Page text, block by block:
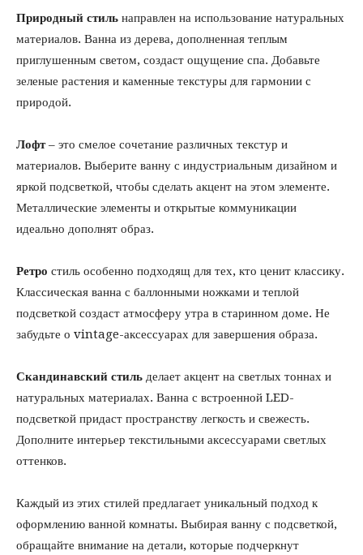
Природный стиль направлен на использование натуральных
материалов. Ванна из дерева, дополненная теплым
приглушенным светом, создаст ощущение спа. Добавьте
зеленые растения и каменные текстуры для гармонии с
природой.
Лофт– это смелое сочетание различных текстур и
материалов. Выберите ванну с индустриальным дизайном и
яркой подсветкой, чтобы сделать акцент на этом элементе.
Металлические элементы и открытые коммуникации
идеально дополнят образ.
Ретро стиль особенно подходящ для тех, кто ценит классику.
Классическая ванна с баллонными ножками и теплой
подсветкой создаст атмосферу утра в старинном доме. Не
забудьте о vintage-аксессуарах для завершения образа.
Скандинавский стиль делает акцент на светлых тоннах и
натуральных материалах. Ванна с встроенной LED-
подсветкой придаст пространству легкость и свежесть.
Дополните интерьер текстильными аксессуарами светлых
оттенков.
Каждый из этих стилей предлагает уникальный подход к
оформлению ванной комнаты. Выбирая ванну с подсветкой,
обращайте внимание на детали, которые подчеркнут